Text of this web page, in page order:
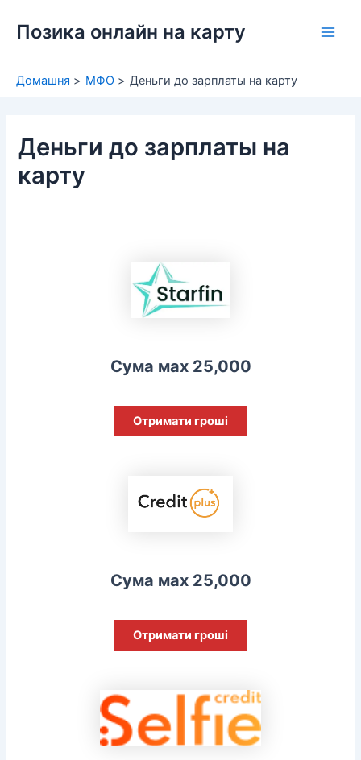
Позика онлайн на карту
Домашня МФО Деньги до зарплаты на карту
Деньги до зарплаты на
карту
Сума мах 25,000
Отримати гроші
Сума мах 25,000
Отримати гроші